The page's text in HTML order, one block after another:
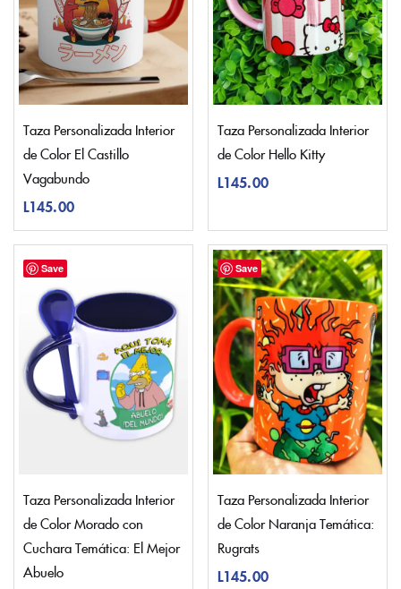
Taza Personalizada Interior
de Color El Castillo
Vagabundo
L145.00
Taza Personalizada Interior
de Color Hello Kitty
L145.00
Save
Taza Personalizada Interior
de Color Morado con
Cuchara Temática: El Mejor
Abuelo
Save
Taza Personalizada Interior
de Color Naranja Temática:
Rugrats
L145.00